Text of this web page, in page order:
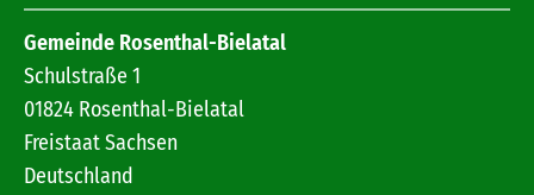
Gemeinde Rosenthal-Bielatal
Schulstraße 1
01824 Rosenthal-Bielatal
Freistaat Sachsen
Deutschland